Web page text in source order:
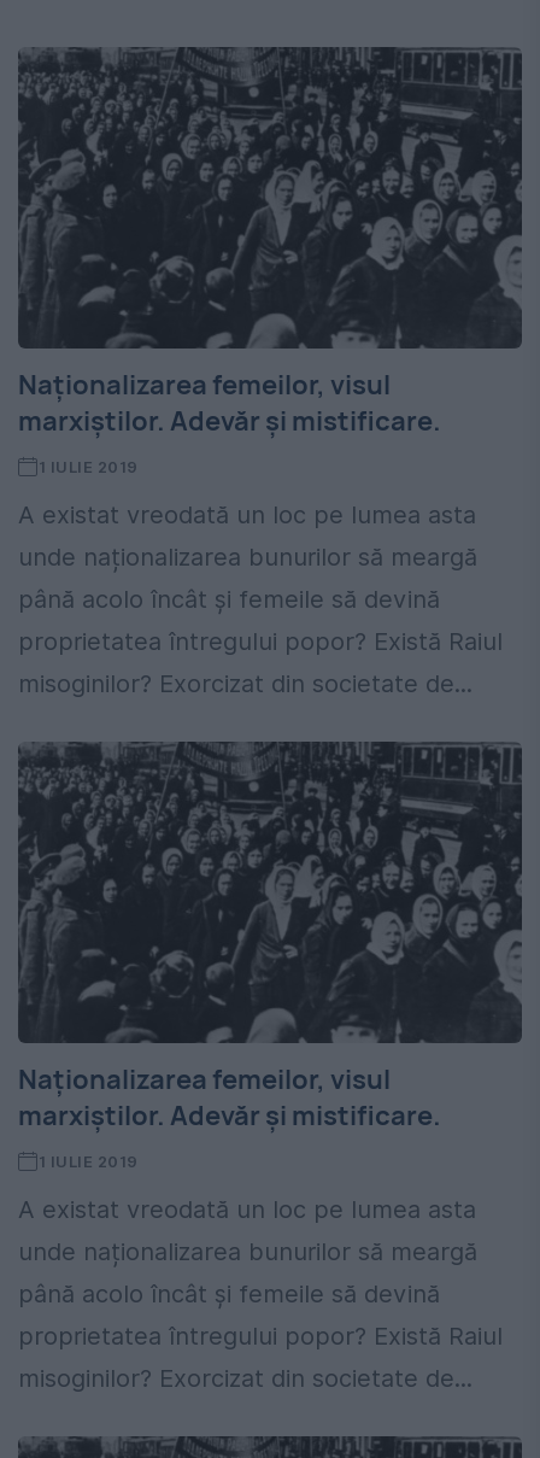
Naționalizarea femeilor, visul
marxiștilor. Adevăr și mistificare.
1 IULIE 2019
A existat vreodată un loc pe lumea asta
unde naționalizarea bunurilor să meargă
până acolo încât și femeile să devină
proprietatea întregului popor? Există Raiul
misoginilor? Exorcizat din societate de...
Naționalizarea femeilor, visul
marxiștilor. Adevăr și mistificare.
1 IULIE 2019
A existat vreodată un loc pe lumea asta
unde naționalizarea bunurilor să meargă
până acolo încât și femeile să devină
proprietatea întregului popor? Există Raiul
misoginilor? Exorcizat din societate de...